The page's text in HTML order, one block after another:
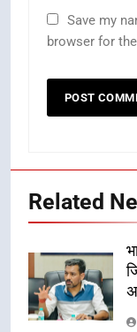
Save my
browser for
Related